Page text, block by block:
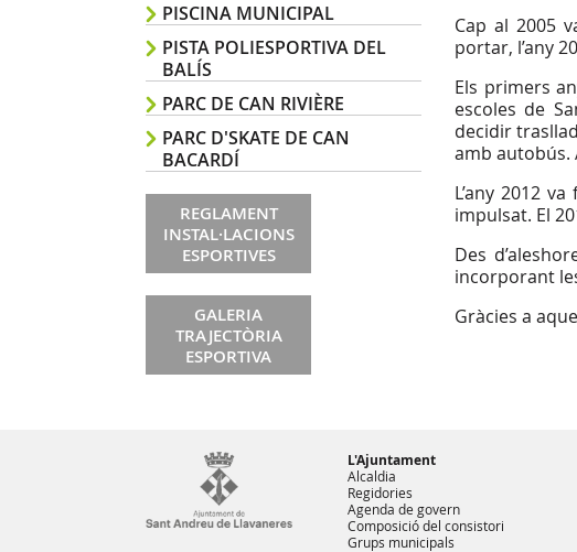
PISCINA MUNICIPAL
PISTA POLIESPORTIVA DEL
BALÍS
PARC DE CAN RIVIÈRE
PARC D'SKATE DE CAN
BACARDÍ
REGLAMENT
INSTAL·LACIONS
ESPORTIVES
GALERIA
TRAJECTÒRIA
ESPORTIVA
Cap al 2005
portar, l’any
Els primers
escoles de
decidir
amb autobús.
L’any 2012
impulsat. El
Des
incorporant
Gràcies a
L'Ajuntament
Alcaldia
Regidories
Agenda de govern
Composició del consistori
Grups municipals